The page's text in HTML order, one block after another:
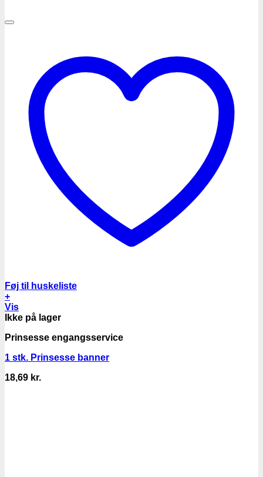
Føj til huskeliste
+
Vis
Ikke på lager
Prinsesse engangsservice
1 stk. Prinsesse banner
18,69 kr.